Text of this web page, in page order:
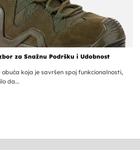
za Snažnu Podršku i Udobnost
koja je savršen spoj funkcionalnosti,
da...